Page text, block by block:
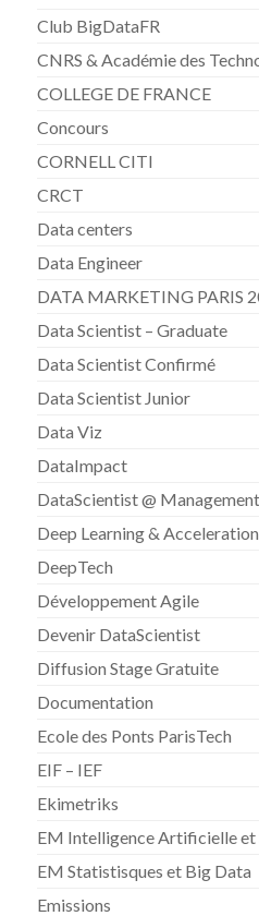
Club BigDataFR
CNRS & Académie des
COLLEGE DE FRANCE
Concours
CORNELL CITI
CRCT
Data centers
Data Engineer
DATA MARKETING PARIS
Data Scientist – Graduate
Data Scientist Confirmé
Data Scientist Junior
Data Viz
DataImpact
DataScientist @
Deep Learning &
DeepTech
Développement Agile
Devenir DataScientist
Diffusion Stage Gratuite
Documentation
Ecole des Ponts ParisTech
EIF – IEF
Ekimetriks
EM Intelligence Artificielle et
EM Statistisques et Big Data
Emissions